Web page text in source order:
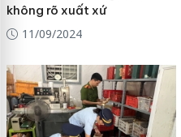
không rõ xuất xứ
11/09/2024